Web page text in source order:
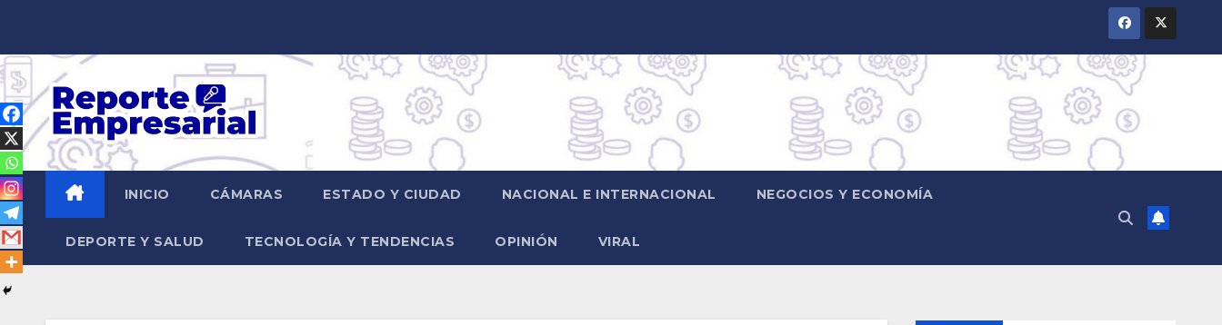
contenido
INICIO CÁMARAS ESTADO Y CIUDAD NACIONAL E INTERNACIONAL NEGOCIOS Y ECONOMÍA
DEPORTE Y SALUD TECNOLOGÍA Y TENDENCIAS OPINIÓN VIRAL